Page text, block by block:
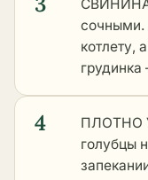
СВИНИНА
сочными.
котлету,
грудинка
4
ПЛОТНО
голубцы